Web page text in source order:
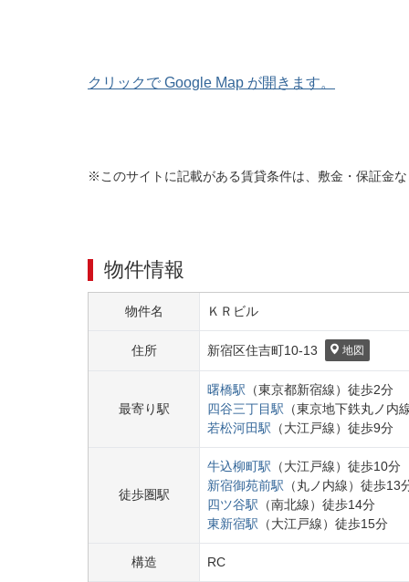
クリックで Google Map が開きます。
※このサイトに記載がある賃貸条件は、敷金・保証金
物件情報
物件名 ＫＲビル
住所 新宿区住吉町10-13 地図
最寄り駅
曙橋駅 （東京都新宿線） 徒歩2分
四谷三丁目駅 （東京地下鉄丸ノ内
若松河田駅 （大江戸線） 徒歩9分
徒歩圏駅
牛込柳町駅 （大江戸線） 徒歩10分
新宿御苑前駅 （丸ノ内線） 徒歩13
四ツ谷駅 （南北線） 徒歩14分
東新宿駅 （大江戸線） 徒歩15分
構造 RC